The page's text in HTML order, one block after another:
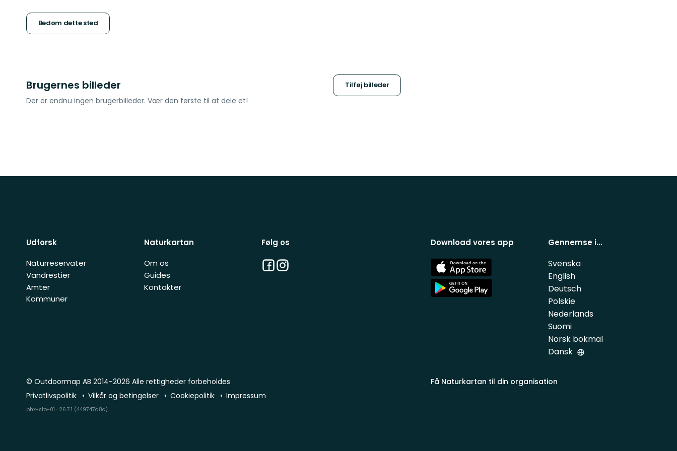
5
Bedøm dette sted
Brugernes billeder Tilføj billeder
Der er endnu ingen brugerbilleder. Vær den første til at dele et!
Udforsk
Naturreservater
Vandrestier
Amter
Kommuner
Naturkartan
Om os
Guides
Kontakter
Følg os
Facebook
Instagram
Download vores app
App
Store
App
Store
Gennemse i…
Svenska
English
Deutsch
Polskie
Nederlands
Suomi
Norsk bokmal
Dansk
Få Naturkartan til din organisation
© Outdoormap AB 2014-2026 Alle rettigheder forbeholdes
Privatlivspolitik
Vilkår og betingelser Cookiepolitik Impressum
phx-sto-01 · 26.7.1 (449747a8c)